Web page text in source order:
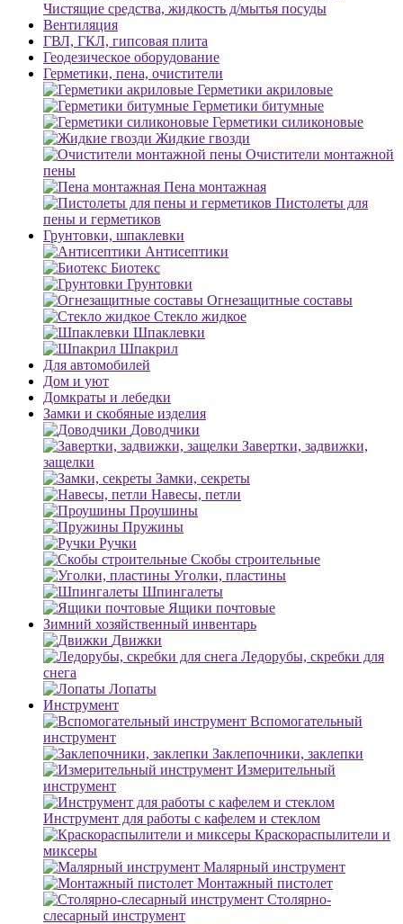
Чистящие средства, жидкость д/мытья посуды
Вентиляция
ГВЛ, ГКЛ, гипсовая плита
Геодезическое оборудование
Герметики, пена, очистители
Герметики акриловые
Герметики битумные
Герметики силиконовые
Жидкие гвозди
Очистители монтажной
пены
Пена монтажная
Пистолеты для
пены и герметиков
Грунтовки, шпаклевки
Антисептики
Биотекс
Грунтовки
Огнезащитные составы
Стекло жидкое
Шпаклевки
Шпакрил
Для автомобилей
Дом и уют
Домкраты и лебедки
Замки и скобяные изделия
Доводчики
Завертки, задвижки,
защелки
Замки, секреты
Навесы, петли
Проушины
Пружины
Ручки
Скобы строительные
Уголки, пластины
Шпингалеты
Ящики почтовые
Зимний хозяйственный инвентарь
Движки
Ледорубы, скребки для
снега
Лопаты
Инструмент
Вспомогательный
инструмент
Заклепочники, заклепки
Измерительный
инструмент
Инструмент для работы с кафелем и стеклом
Краскораспылители и
миксеры
Малярный инструмент
Монтажный пистолет
Столярно-
слесарный инструмент